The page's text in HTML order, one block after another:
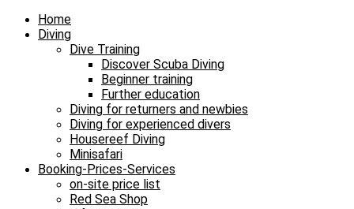
Home
Diving
Dive Training
Discover Scuba Diving
Beginner training
Further education
Diving for returners and newbies
Diving for experienced divers
Housereef Diving
Minisafari
Booking-Prices-Services
on-site price list
Red Sea Shop